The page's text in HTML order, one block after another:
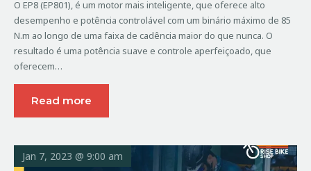
O EP8 (EP801), é um motor mais inteligente, que oferece alto
desempenho e potência controlável com um binário máximo de 85
N.m ao longo de uma faixa de cadência maior do que nunca. O
resultado é uma potência suave e controle aperfeiçoado, que
oferecem…
Read more
Jan 7, 2023 @ 9:00 am